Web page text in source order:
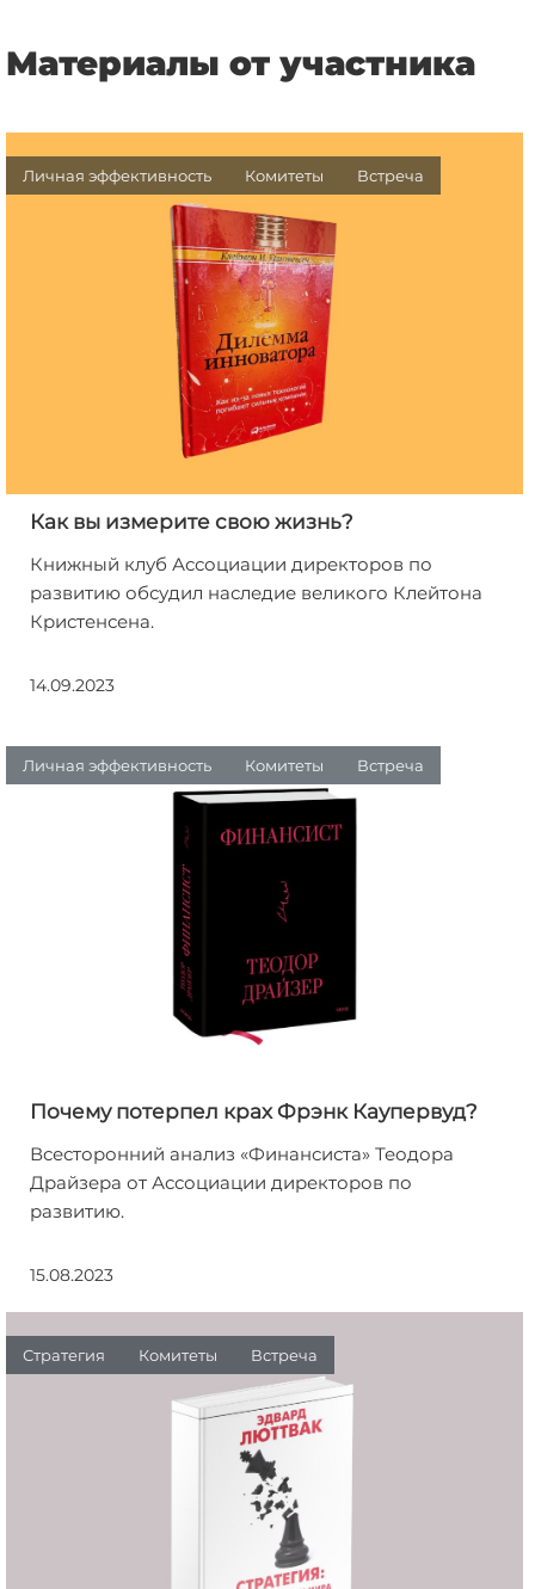
Материалы от участника
Личная эффективность Комитеты Встреча
Как вы измерите свою жизнь?
Книжный клуб Ассоциации директоров по
развитию обсудил наследие великого Клейтона
Кристенсена.
14.09.2023
Личная эффективность Комитеты Встреча
Почему потерпел крах Фрэнк Каупервуд?
Всесторонний анализ «Финансиста» Теодора
Драйзера от Ассоциации директоров по
развитию.
15.08.2023
Стратегия Комитеты Встреча